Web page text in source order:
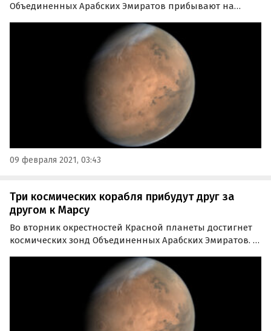
Объединенных Арабских Эмиратов прибывают на
неделе состоится посадка марсохода NASA Perseverance
09 февраля 2021, 03:43
Три космических корабля прибудут друг за
другом к Марсу
Во вторник окрестностей Красной планеты достигнет
космических зонд Объединенных Арабских Эмиратов. В
орбитальный модуль в связке с марсоходом.